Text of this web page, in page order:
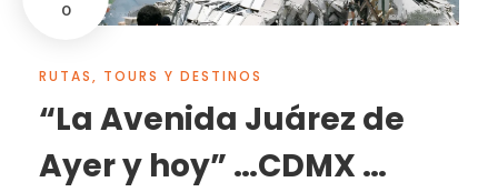
0
RUTAS, TOURS Y DESTINOS
“La Avenida Juárez de
Ayer y hoy” …CDMX …